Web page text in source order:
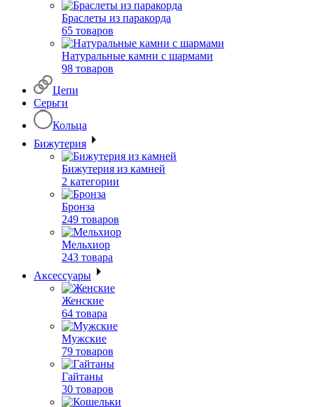
Браслеты из паракорда
65 товаров
Натуральные камни с шармами
98 товаров
Цепи
Серьги
Кольца
Бижутерия
Бижутерия из камней
2 категории
Бронза
249 товаров
Мельхиор
243 товара
Аксессуары
Женские
64 товара
Мужские
79 товаров
Гайтаны
30 товаров